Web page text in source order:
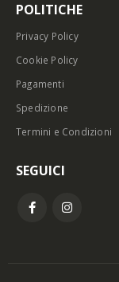
POLITICHE
Privacy Policy
Cookie Policy
Pagamenti
Spedizione
Termini e Condizioni
SEGUICI